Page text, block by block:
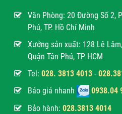
Văn Phòng: 20 Đường Số 2,
Phú, TP. Hồ Chí Minh
Xưởng sản xuất: 128 Lê
Quận Tân Phú, TP HCM
Tel: 028. 3813 4013 -
Báo giá nhanh
0938.04
Bảo hành: 028.3813 4014